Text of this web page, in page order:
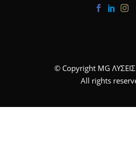
© Copyright MG ΛΥΣΕΙΣ
All rights